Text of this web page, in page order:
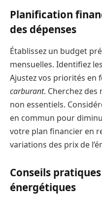
Planification
des dépenses
Établissez un budget
mensuelles. Identifiez
Ajustez vos priorités en
carburant. Cherchez
non essentiels.
en commun pour
votre plan financier en
variations des prix de
Conseils
énergétiques